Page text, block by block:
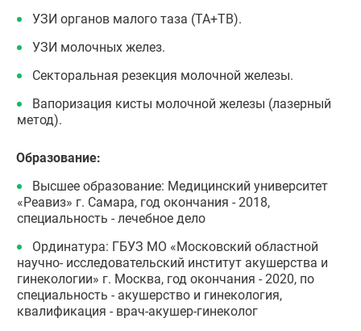
УЗИ органов малого таза (ТА+ТВ).
УЗИ молочных желез.
Секторальная резекция молочной железы.
Вапоризация кисты молочной железы (лазерный
метод).
Образование:
Высшее образование: Медицинский университет
«Реавиз» г. Самара, год окончания - 2018,
специальность - лечебное дело
Ординатура: ГБУЗ МО «Московский областной
научно- исследовательский институт акушерства и
гинекологии» г. Москва, год окончания - 2020, по
специальность - акушерство и гинекология,
квалификация - врач-акушер-гинеколог